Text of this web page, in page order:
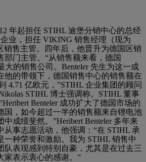
年起担任 STIHL 迪堡分销中心的总经
业，担任 VIKING 销售经理（现为
销售主管。四年后，他晋升为德国区销
部门主管。“从销售额来看，德国
大的销售公司。Benteler 先生为这一成
他的带领下，德国销售中心的销售额在
4.71 亿欧元，”STIHL 企业集团的顾问
STIHL 博士强调称。STIHL 董事
Benteler 成功扩大了德国市场的
国，如今超过一半的销售额来自锂电池
成绩斐然。”Heribert Benteler 多年来
从事志愿活动，他强调：“在 STIHL 承
一种荣誉和激励。我为 STIHL 销售中
队表现感到特别自豪，尤其是在过去三
家表示衷心的感谢。”